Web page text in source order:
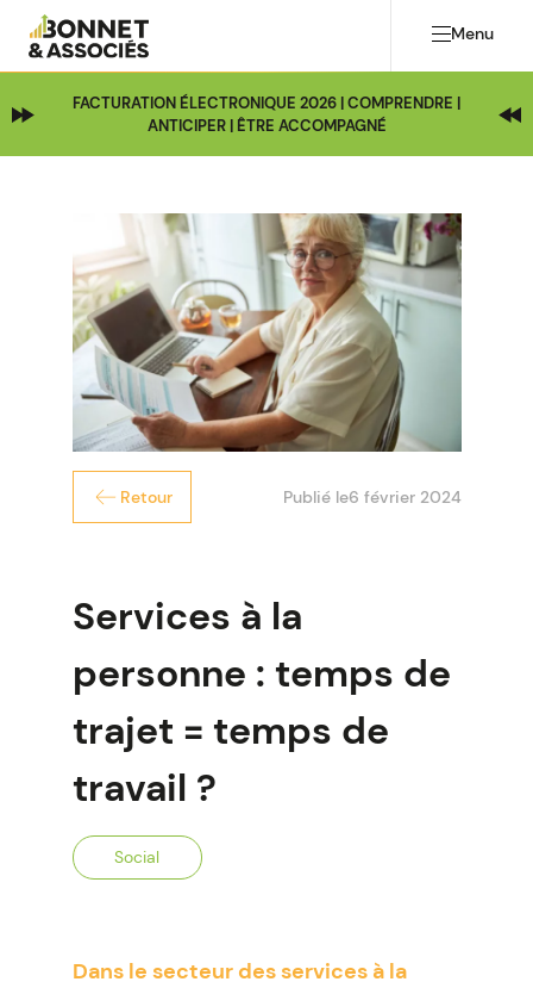
Menu
FACTURATION ÉLECTRONIQUE 2026 | COMPRENDRE |
ANTICIPER | ÊTRE ACCOMPAGNÉ
Retour Publié le6 février 2024
Services à la
personne : temps de
trajet = temps de
travail ?
Social
Dans le secteur des services à la